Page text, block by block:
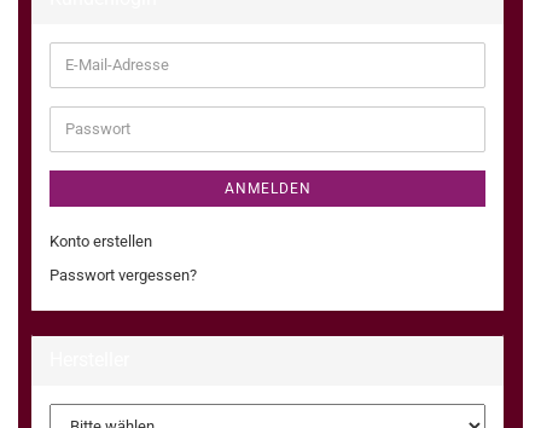
E-
Mail-
Adresse
Passwort
ANMELDEN
Konto erstellen
Passwort vergessen?